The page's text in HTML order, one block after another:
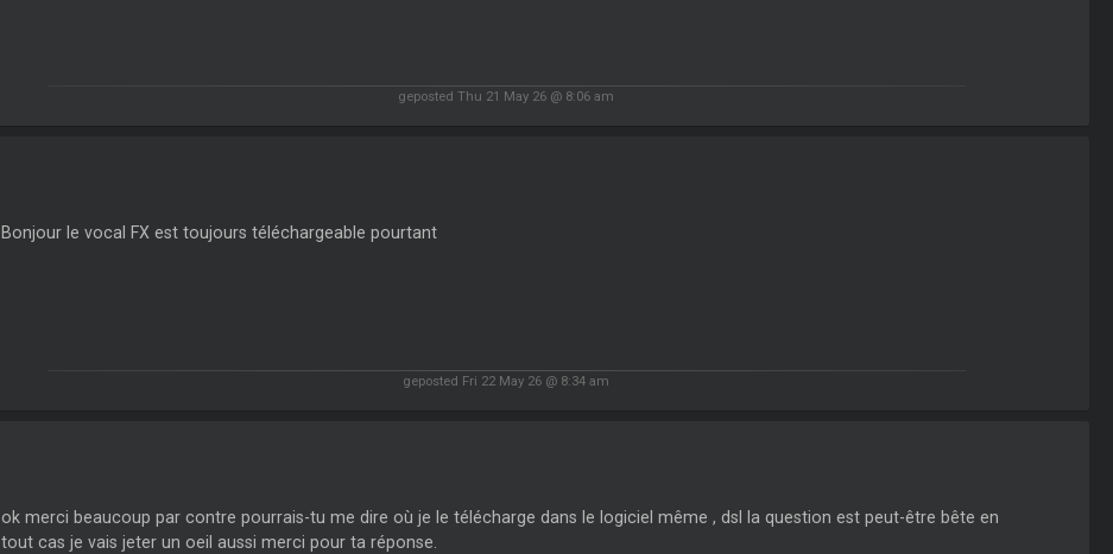
geposted Thu 21 May 26 @ 8:06 am
Bonjour le vocal FX est toujours téléchargeable pourtant
geposted Fri 22 May 26 @ 8:34 am
ok merci beaucoup par contre pourrais-tu me dire où je le télécharge dans le logiciel même , dsl la question est peut-être bête en
tout cas je vais jeter un oeil aussi merci pour ta réponse.